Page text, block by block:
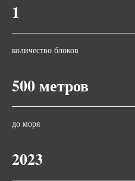
1
количество блоков
500 метров
до моря
2023